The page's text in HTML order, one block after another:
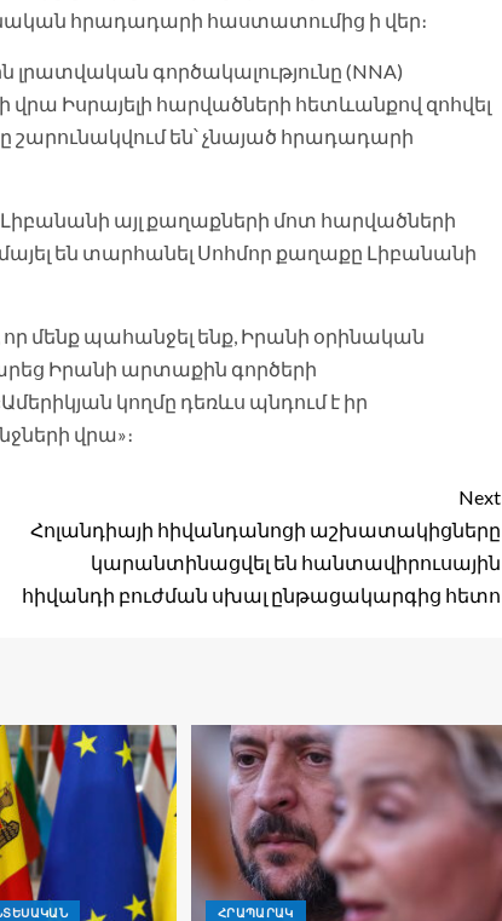
հրադադարի հաստատումից ի վեր։
գործակալությունը (NNA)
Իսրայելի հարվածների հետևանքով զոհվել
շարունակվում են՝ չնայած հրադադարի
այլ քաղաքների մոտ հարվածների
են տարհանել Սոհմոր քաղաքը Լիբանանի
որ մենք պահանջել ենք, Իրանի օրինական
Իրանի արտաքին գործերի
կողմը դեռևս պնդում է իր
վրա»։
Next
Հոլանդիայի հիվանդանոցի աշխատակիցները
կարանտինացվել են հանտավիրուսային
հիվանդի բուժման սխալ ընթացակարգից հետո
ՀՐԱՊԱՐԱԿ